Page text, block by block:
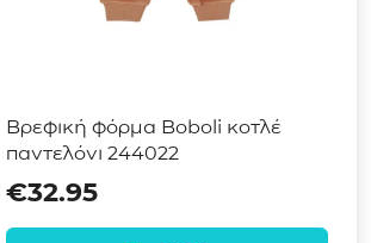
Βρεφική φόρμα Boboli κοτλέ
παντελόνι 244022
€32.95